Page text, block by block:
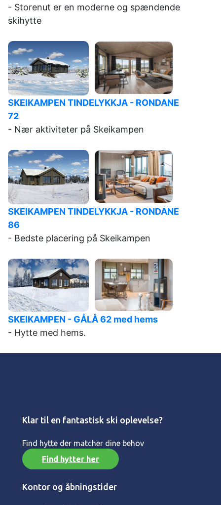
- Storenut er en moderne og spændende
skihytte
SKEIKAMPEN TINDELYKKJA - RONDANE
72
- Nær aktiviteter på Skeikampen
SKEIKAMPEN TINDELYKKJA - RONDANE
86
- Bedste placering på Skeikampen
SKEIKAMPEN - GÅLÅ 62 med hems
- Hytte med hems.
Klar til en fantastisk ski oplevelse?
Find hytte der matcher dine behov
Find hytter her
Kontor og åbningstider